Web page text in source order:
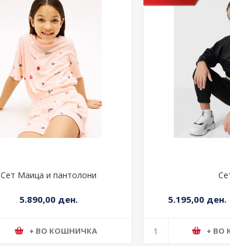
Сет Маица и пантолони
5.890,00 ден.
+ ВО КОШНИЧКА
5.195,00 ден.
+ ВО